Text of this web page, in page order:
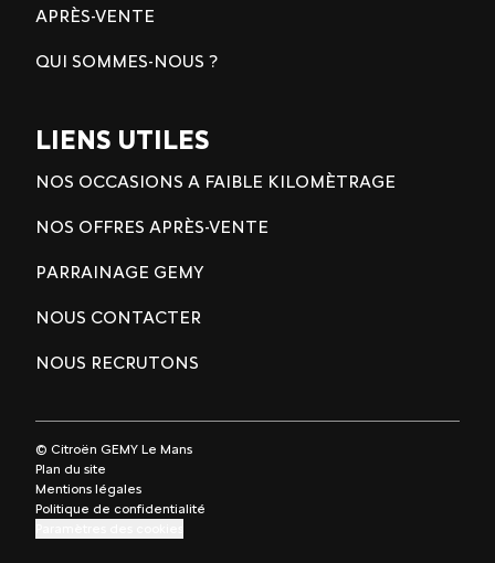
APRÈS-VENTE
QUI SOMMES-NOUS ?
LIENS UTILES
NOS OCCASIONS A FAIBLE KILOMÈTRAGE
NOS OFFRES APRÈS-VENTE
PARRAINAGE GEMY
NOUS CONTACTER
NOUS RECRUTONS
© Citroën GEMY Le Mans
Plan du site
Mentions légales
Politique de confidentialité